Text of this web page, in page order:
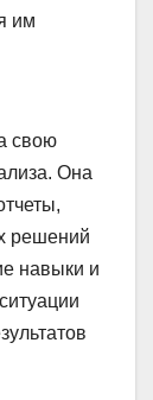
им
свою
Она
решений
навыки и